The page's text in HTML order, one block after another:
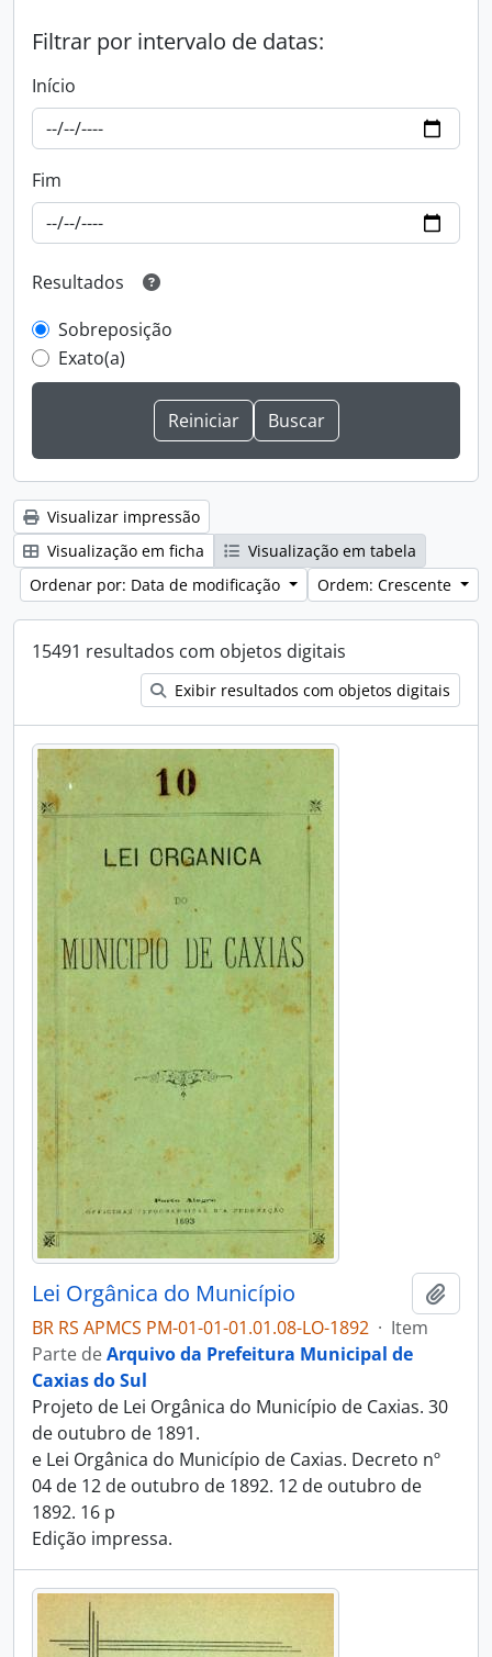
Filtrar por intervalo de datas:
Início
Fim
Resultados
Sobreposição
Exato(a)
Visualizar impressão
Visualização em ficha
Visualização em tabela
Ordenar por: Data de modificação
Ordem: Crescente
15491 resultados com objetos digitais
Exibir resultados com objetos digitais
Lei Orgânica do Município
BR RS APMCS PM-01-01-01.01.08-LO-1892 · Item
Parte deArquivo da Prefeitura Municipal de
Caxias do Sul
Projeto de Lei Orgânica do Município de Caxias. 30
de outubro de 1891.
e Lei Orgânica do Município de Caxias. Decreto nº
04 de 12 de outubro de 1892. 12 de outubro de
1892. 16 p
Edição impressa.